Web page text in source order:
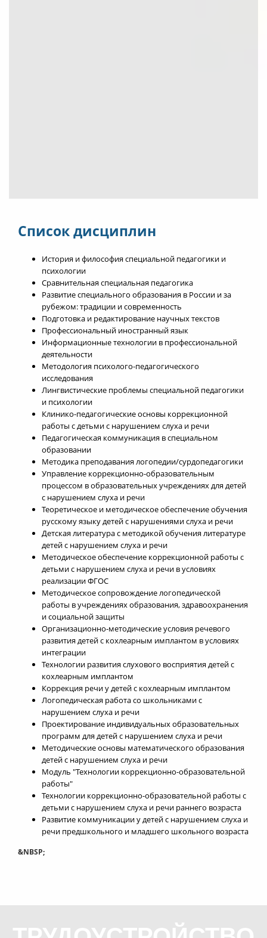
Список дисциплин
История и философия специальной педагогики и
психологии
Сравнительная специальная педагогика
Развитие специального образования в России и за
рубежом: традиции и современность
Подготовка и редактирование научных текстов
Профессиональный иностранный язык
Информационные технологии в профессиональной
деятельности
Методология психолого-педагогического
исследования
Лингвистические проблемы специальной педагогики
и психологии
Клинико-педагогические основы коррекционной
работы с детьми с нарушением слуха и речи
Педагогическая коммуникация в специальном
образовании
Методика преподавания логопедии/сурдопедагогики
Управление коррекционно-образовательным
процессом в образовательных учреждениях для детей
с нарушением слуха и речи
Теоретическое и методическое обеспечение обучения
русскому языку детей с нарушениями слуха и речи
Детская литература с методикой обучения литературе
детей с нарушением слуха и речи
Методическое обеспечение коррекционной работы с
детьми с нарушением слуха и речи в условиях
реализации ФГОС
Методическое сопровождение логопедической
работы в учреждениях образования, здравоохранения
и социальной защиты
Организационно-методические условия речевого
развития детей с кохлеарным имплантом в условиях
интеграции
Технологии развития слухового восприятия детей с
кохлеарным имплантом
Коррекция речи у детей с кохлеарным имплантом
Логопедическая работа со школьниками с
нарушением слуха и речи
Проектирование индивидуальных образовательных
программ для детей с нарушением слуха и речи
Методические основы математического образования
детей с нарушением слуха и речи
Модуль "Технологии коррекционно-образовательной
работы"
Технологии коррекционно-образовательной работы с
детьми с нарушением слуха и речи раннего возраста
Развитие коммуникации у детей с нарушением слуха и
речи предшкольного и младшего школьного возраста
&NBSP;